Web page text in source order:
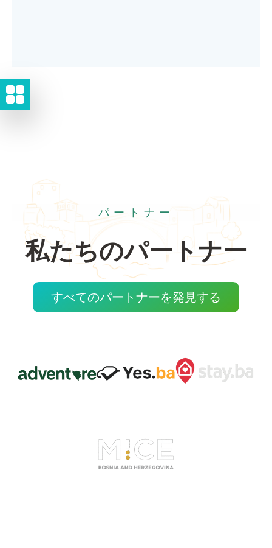
パートナー
私たちのパートナー
すべてのパートナーを発見する